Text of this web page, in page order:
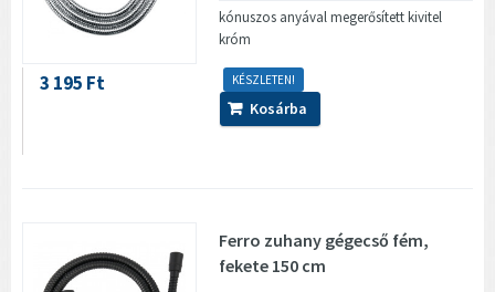
kónuszos anyával megerősített kivitel
króm
KÉSZLETEN!
3 195 Ft
Kosárba
Ferro zuhany gégecső fém,
fekete 150 cm